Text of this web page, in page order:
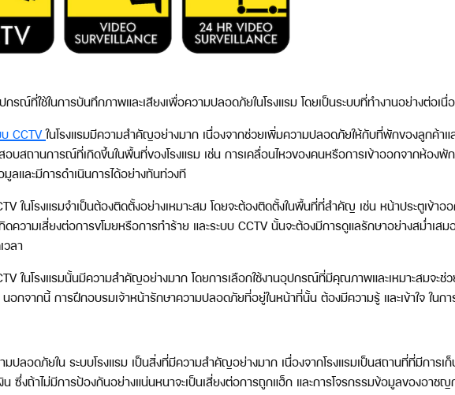
กรณ์ที่ใช้ในการบันทึกภาพและเสียงเพื่อความปลอดภัยในโรงแรม โดยเป็นระบบที่ทำงานอย่างต่อเ
บ CCTVในโรงแรมมีความสำคัญอย่างมาก เนื่องจากช่วยเพิ่มความปลอดภัยให้กับที่พักของลูกค้าแ
อบสถานการณ์ที่เกิดขึ้นในพื้นที่ของโรงแรม เช่น การเคลื่อนไหวของคนหรือการเข้าออกจากห้องพั
ลและมีการดำเนินการได้อย่างทันท่วงที
ในโรงแรมจำเป็นต้องติดตั้งอย่างเหมาะสม โดยจะต้องติดตั้งในพื้นที่ที่สำคัญ เช่น หน้าประตูเข้
กิดความเสี่ยงต่อการขโมยหรือการทำร้าย และระบบ CCTV นั้นจะต้องมีการดูแลรักษาอย่างสม่ำเสม
วลา
ในโรงแรมนั้นมีความสำคัญอย่างมาก โดยการเลือกใช้งานอุปกรณ์ที่มีคุณภาพและเหมาะสมจะช่ว
อกจากนี้ การฝึกอบรมเจ้าหน้ารักษาความปลอดภัยที่อยู่ในหน้าที่นั้น ต้องมีความรู้ และเข้าใจ ในกา
ามปลอดภัยใน ระบบโรงแรม เป็นสิ่งที่มีความสำคัญอย่างมาก เนื่องจากโรงแรมเป็นสถานที่ที่มีกา
น ซึ่งถ้าไม่มีการป้องกันอย่างแน่นหนาจะเป็นเสี่ยงต่อการถูกแฮ็ก และการโจรกรรมข้อมูลของอาชญ